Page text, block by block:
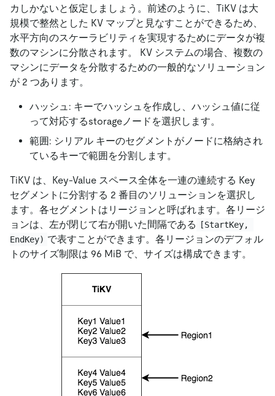
カしかないと仮定しましょう。前述のように、TiKV は大
規模で整然とした KV マップと見なすことができるため、
水平方向のスケーラビリティを実現するためにデータが複
数のマシンに分散されます。 KV システムの場合、複数の
マシンにデータを分散するための一般的なソリューション
が 2 つあります。
ハッシュ: キーでハッシュを作成し、ハッシュ値に従
って対応するstorageノードを選択します。
範囲: シリアル キーのセグメントがノードに格納され
ているキーで範囲を分割します。
TiKV は、Key-Value スペース全体を一連の連続する Key
セグメントに分割する 2 番目のソリューションを選択し
ます。各セグメントはリージョンと呼ばれます。各リージ
ョンは、左が閉じて右が開いた間隔である
[StartKey,
EndKey) で表すことができます。各リージョンのデフォル
トのサイズ制限は 96 MiB で、サイズは構成できます。